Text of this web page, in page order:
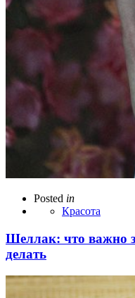
Posted in
Красота
Шеллак: что важно
делать